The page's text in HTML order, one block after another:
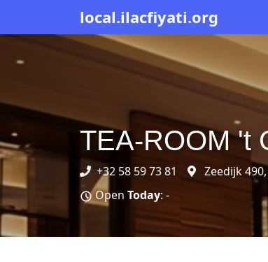
local.ilacfiyati.org
TEA-ROOM 't
+32 58 59 73 81
Zeedijk
Open Today: -